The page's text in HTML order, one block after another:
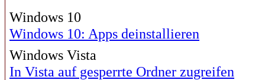
Windows 10
Windows 10: Apps deinstallieren
Windows Vista
In Vista auf gesperrte Ordner zugreifen